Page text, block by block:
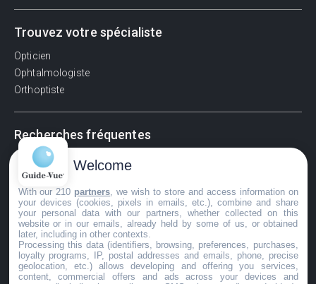
Trouvez votre spécialiste
Opticien
Ophtalmologiste
Orthoptiste
Recherches fréquentes
Pathologies adultes
Signes d'une urgence ophtalmologique
La vision
Acuité visuelle
Myosis / mydriase
Œdème oculaire
Welcome
With our 210 partners , we wish to store and access information on
your devices (cookies, pixels in emails, etc.), combine and share
your personal data with our partners, whether collected on this
website or in our emails, already held by some of us, or obtained
later, including in other contexts.
Processing this data (identifiers, browsing, preferences, purchases,
loyalty programs, IP, postal addresses and emails, phone, precise
geolocation, etc.) allows developing and offering you services,
content, commercial offers and ads across your devices and